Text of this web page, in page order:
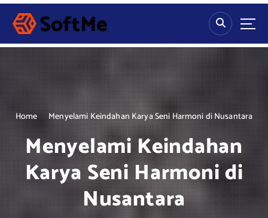
S
p
Home Menyelami Keindahan Karya Seni Harmoni di Nusantara
Menyelami Keindahan
Karya Seni Harmoni di
Nusantara